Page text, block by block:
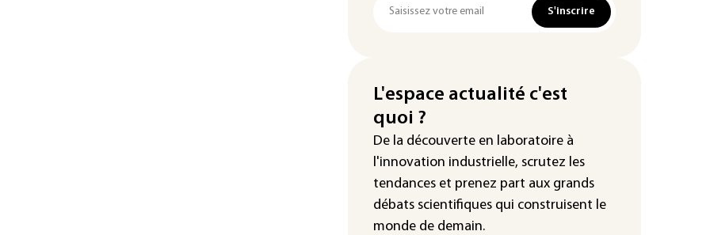
S'inscrire
L'espace actualité c'est
quoi ?
De la découverte en laboratoire à
l'innovation industrielle, scrutez les
tendances et prenez part aux grands
débats scientifiques qui construisent le
monde de demain.